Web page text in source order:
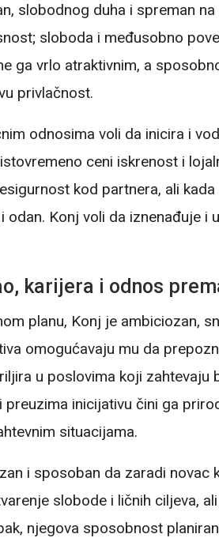
slobodnog duha i spreman
sloboda i međusobno
ga vrlo atraktivnim, a
privlačnost.
odnosima voli da inicira i
ceni iskrenost i
kod partnera, ali
odan. Konj voli da iznenađuje
karijera i odnos
planu, Konj je ambiciozan,
omogućavaju mu da
u poslovima koji
preuzima inicijativu čini ga
situacijama.
i sposoban da zaradi novac
slobode i ličnih ciljeva,
njegova sposobnost